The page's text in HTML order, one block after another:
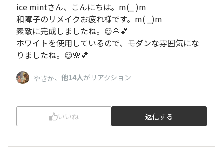
ice mintさん、こんにちは。m(_ )m
和障子のリメイクお疲れ様です。m( _)m
素敵に完成しましたね。😌🌸💕
ホワイトを使用しているので、モダンな雰囲気にな
りましたね。😌🌸💕
やさか、 他14人がリアクション
いいね 返信する